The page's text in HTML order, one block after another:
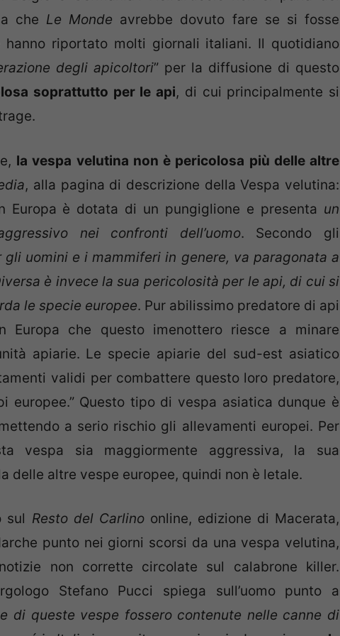
che Le Monde avrebbe dovuto fare se si fosse
riportato molti giornali italiani. Il quotidiano
degli apicoltori” per la diffusione di questo
soprattutto per le api, di cui principalmente si
la vespa velutina non è pericolosa più delle altre
, alla pagina di descrizione della Vespa velutina:
Europa è dotata di un pungiglione e presenta un
nei confronti dell’uomo. Secondo gli
uomini e i mammiferi in genere, va paragonata a
è invece la sua pericolosità per le api, di cui si
le specie europee. Pur abilissimo predatore di api
che questo imenottero riesce a minare
apiarie. Le specie apiarie del sud-est asiatico
validi per combattere questo loro predatore,
europee.” Questo tipo di vespa asiatica dunque è
a serio rischio gli allevamenti europei. Per
vespa sia maggiormente aggressiva, la sua
delle altre vespe europee, quindi non è letale.
sul Resto del Carlinoonline, edizione di Macerata,
punto nei giorni scorsi da una vespa velutina,
non corrette circolate sul calabrone killer.
Stefano Pucci spiega sull’uomo punto a
di queste vespe fossero contenute nelle canne di